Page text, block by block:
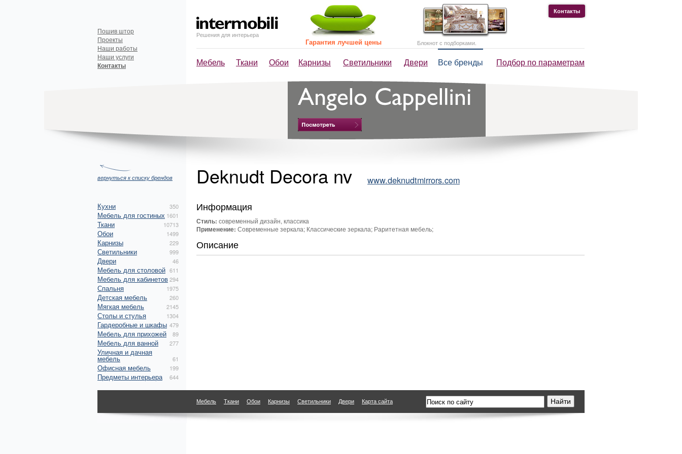
Решения для интерьера
Мебель Ткани Обои Карнизы Светильники Двери Все бренды Подбор по параметрам
Пошив штор
Проекты
Наши работы
Наши услуги
Контакты
Контакты
Гарантия лучшей цены Блокнот с подборками.
вернуться к списку брендов
Кухни 350
Мебель для гостиных 1601
Ткани 10713
Обои 1499
Карнизы 229
Светильники 999
Двери 46
Мебель для столовой 611
Мебель для кабинетов294
Спальня 1975
Детская мебель 260
Мягкая мебель 2145
Столы и стулья 1304
Гардеробные и шкафы 479
Мебель для прихожей 89
Мебель для ванной 277
Уличная и дачная
мебель 61
Офисная мебель 199
Предметы интерьера 644
Deknudt Decora nv www.deknudtmirrors.com
Информация
Стиль: современный дизайн, классика
Применение: Современные зеркала; Классические зеркала; Раритетная мебель;
Описание
Мебель Ткани Обои Карнизы Светильники Двери Карта сайта